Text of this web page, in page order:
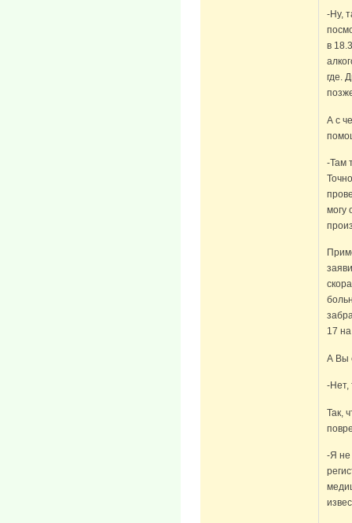
-Ну,
в
где.
А с
-Там
могу
17
А Вы
-Нет,
Так,
-Я не